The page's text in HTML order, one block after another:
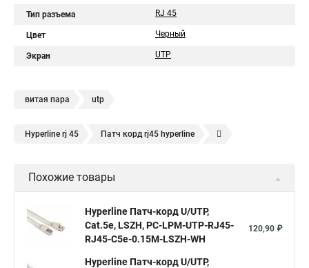
Тип разъема RJ 45
Цвет Черный
Экран UTP
витая пара utp
Hyperline rj 45 Патч корд rj45 hyperline
Похожие товары
Hyperline Патч-корд U/UTP,
Cat.5е, LSZH, PC-LPM-UTP-RJ45-
RJ45-C5e-0.15M-LSZH-WH
120,90 ₽
Hyperline Патч-корд U/UTP,